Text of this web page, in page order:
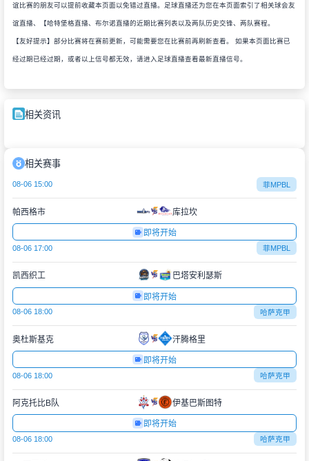
谊比赛的朋友可以提前收藏本页面以免错过直播。足球直播还为您在本页面索引了相关球会友
谊直播、【哈特堡格直播、布尔诺直播的近期比赛列表以及两队历史交锋、两队赛程。
【友好提示】部分比赛将在赛前更新，可能需要您在比赛前再刷新查看。 如果本页面比赛已
经过期已经过期，或者以上信号都无效，请进入足球直播查看最新直播信号。
相关资讯
相关赛事
08-06 15:00 菲MPBL
帕西格市 库拉坎
即将开始
08-06 17:00 菲MPBL
凯西织工 巴塔安利瑟斯
即将开始
08-06 18:00 哈萨克甲
奥杜斯基克 汗腾格里
即将开始
08-06 18:00 哈萨克甲
阿克托比B队 伊基巴斯图特
即将开始
08-06 18:00 哈萨克甲